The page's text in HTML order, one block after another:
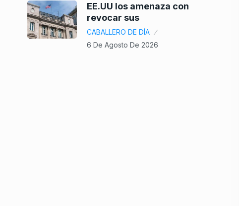
EE.UU los amenaza con
revocar sus
CABALLERO DE DÍA
6 De Agosto De 2026